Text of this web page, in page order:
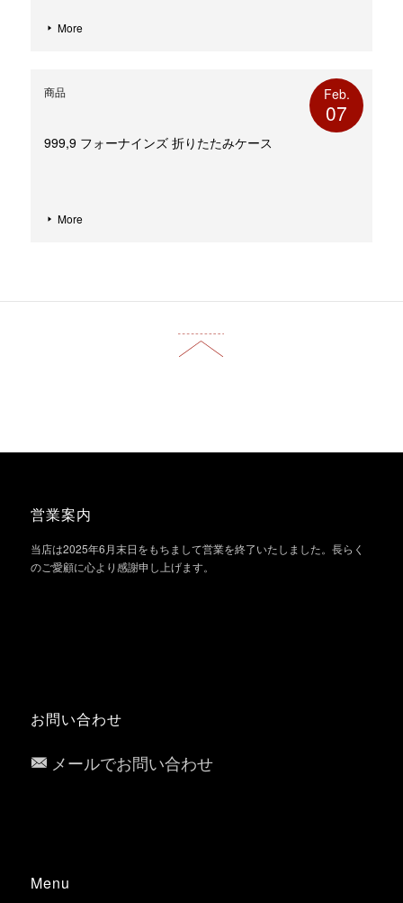
More
商品
999,9 フォーナインズ 折りたたみケース
Feb.
07
More
営業案内
当店は2025年6月末日をもちまして営業を終了いたしました。長らく
のご愛顧に心より感謝申し上げます。
お問い合わせ
メールでお問い合わせ
Menu